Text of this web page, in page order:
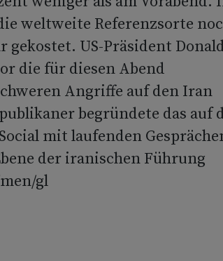
weltweite Referenzsorte
gekostet. US-Präsident
die für diesen Abend
Angriffe auf den Iran
begründete das auf
mit laufenden
der iranischen Führung
gl